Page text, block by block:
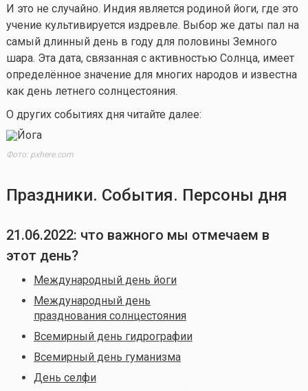
И это не случайно. Индия является родиной йоги, где это
учение культивируется издревле. Выбор же даты пал на
самый длинный день в году для половины Земного
шара. Эта дата, связанная с активностью Солнца, имеет
определённое значение для многих народов и известна
как день летнего солнцестояния.
О других событиях дня читайте далее:
Фото: pxhere.com
Праздники. События. Персоны дня
21.06.2022: что важного мы отмечаем в
этот день?
Международный день йоги
Международный день
празднования солнцестояния
Всемирный день гидрографии
Всемирный день гуманизма
День селфи